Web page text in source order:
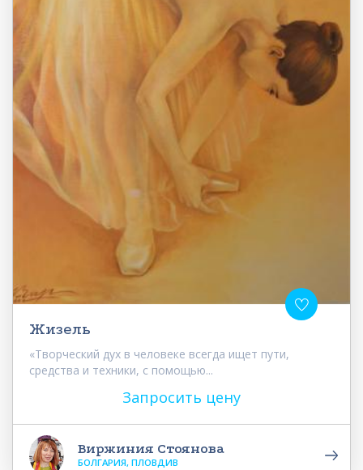
Жизель
«Творческий дух в человеке всегда ищет пути,
средства и техники, с помощью...
Запросить цену
Виржиния Стоянова
БОЛГАРИЯ, ПЛОВДИВ